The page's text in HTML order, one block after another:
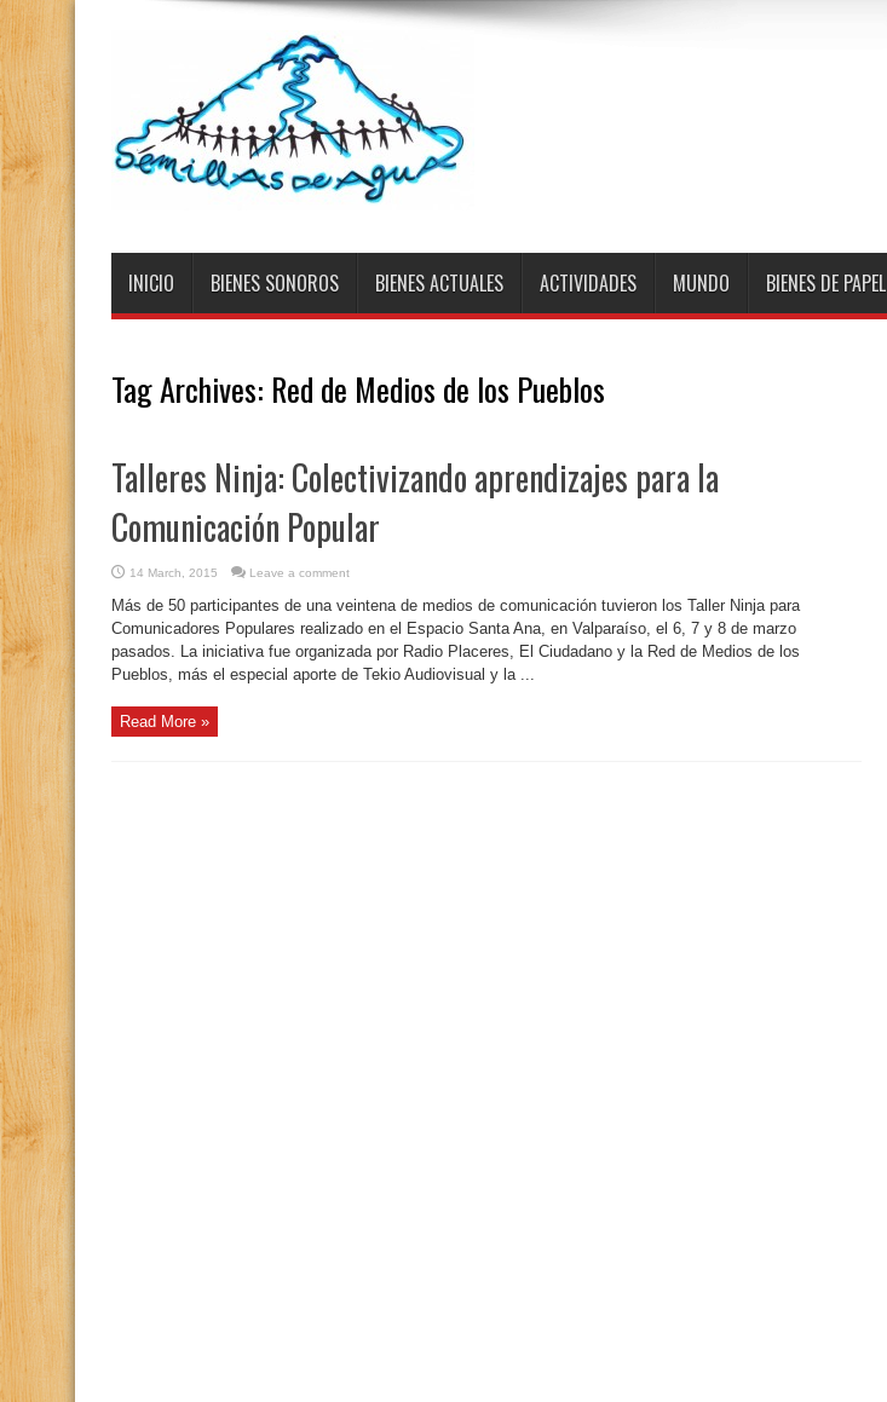
INICIO BIENES SONOROS BIENES ACTUALES ACTIVIDADES MUNDO BIENES DE PAPEL
Tag Archives: Red de Medios de los Pueblos
Talleres Ninja: Colectivizando aprendizajes para la
Comunicación Popular
14 March, 2015 Leave a comment
Más de 50 participantes de una veintena de medios de comunicación tuvieron los Taller Ninja para
Comunicadores Populares realizado en el Espacio Santa Ana, en Valparaíso, el 6, 7 y 8 de marzo
pasados. La iniciativa fue organizada por Radio Placeres, El Ciudadano y la Red de Medios de los
Pueblos, más el especial aporte de Tekio Audiovisual y la ...
Read More »